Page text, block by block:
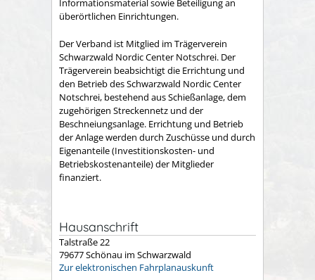
Informationsmaterial sowie Betei­ligung an
überörtlichen Einrichtungen.
Der Verband ist Mitglied im Trägerverein
Schwarzwald Nordic Center Notschrei. Der
Trägerverein beabsichtigt die Errichtung und
den Betrieb des Schwarzwald Nordic Center
Notschrei, bestehend aus Schießanlage, dem
zugehörigen Streckennetz und der
Beschneiungsanlage. Errichtung und Betrieb
der Anlage werden durch Zuschüsse und durch
Eigenanteile (Investitionskosten- und
Betriebskostenanteile) der Mitglieder
finanziert.
Hausanschrift
Talstraße 22
79677Schönau im Schwarzwald
Zur elektronischen Fahrplanauskunft